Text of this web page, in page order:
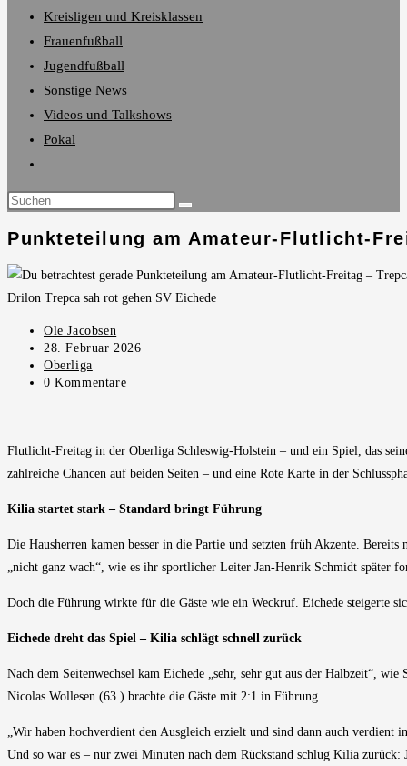
Kreisligen und Kreisklassen
Frauenfußball
Jugendfußball
Sonstige News
Videos und Talkshows
Pokal
umschalten
Punkteteilung am Amateur-Flutlicht-
Drilon Trepca sah rot gehen SV Eichede
Beitrags-
Autor:
Ole Jacobsen
Beitrag
veröffentlicht:
28. Februar 2026
Beitrags-
Kategorie:
Oberliga
Beitrags-
0 Kommentare
Flutlicht-Freitag in der Oberliga Schleswig-Holstein – und ein Spiel, das
zahlreiche Chancen auf beiden Seiten – und eine Rote Karte in der
Kilia startet stark – Standard bringt Führung
Die Hausherren kamen besser in die Partie und setzten früh Akzente.
„nicht ganz wach“, wie es ihr sportlicher Leiter Jan-Henrik Schmidt später
Doch die Führung wirkte für die Gäste wie ein Weckruf. Eichede steigerte
Eichede dreht das Spiel – Kilia schlägt schnell zurück
Nach dem Seitenwechsel kam Eichede „sehr, sehr gut aus der Halbzeit“,
Nicolas Wollesen (63.) brachte die Gäste mit 2:1 in Führung.
„Wir haben hochverdient den Ausgleich erzielt und sind dann auch
Und so war es – nur zwei Minuten nach dem Rückstand schlug Kilia